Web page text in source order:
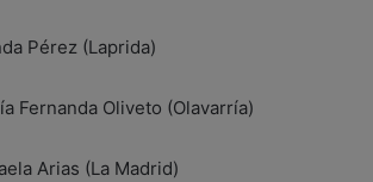
Pérez (Laprida)
Fernanda Oliveto (Olavarría)
Arias (La Madrid)